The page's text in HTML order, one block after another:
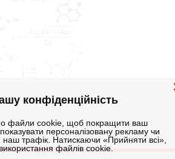
конфіденційність
файли cookie, щоб покращити ваш
персоналізовану рекламу чи
наш трафік. Натискаючи «Прийняти всі»,
файлів cookie.